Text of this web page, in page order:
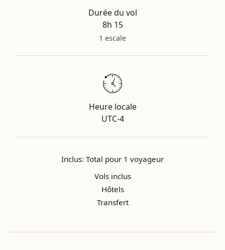
Durée du vol
8h 15
1 escale
Heure locale
UTC-4
Inclus: Total pour 1 voyageur
Vols inclus
Hôtels
Transfert